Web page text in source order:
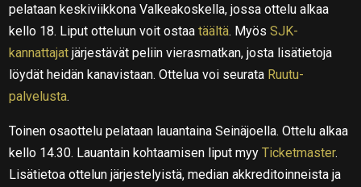
pelataan keskiviikkona Valkeakoskella, jossa ottelu alkaa
kello 18. Liput otteluun voit ostaatäältä. MyösSJK-
kannattajat järjestävät peliin vierasmatkan, josta lisätietoja
löydät heidän kanavistaan.Ottelua voi seurata Ruutu-
palvelusta.
Toinen osaottelu pelataan lauantaina Seinäjoella. Ottelu alkaa
kello 14.30. Lauantain kohtaamisen liput myyTicketmaster.
Lisätietoa ottelun järjestelyistä, median akkreditoinneista ja